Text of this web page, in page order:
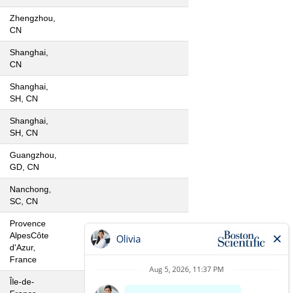
Zhengzhou,
CN
Shanghai,
CN
Shanghai,
SH, CN
Shanghai,
SH, CN
Guangzhou,
GD, CN
Nanchong,
SC, CN
Provence
AlpesCôte
d'Azur,
France
Île-de-